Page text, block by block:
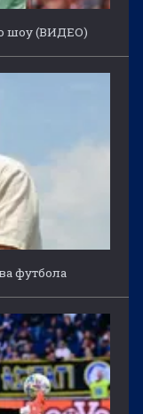
шоу (ВИДЕО)
футбола